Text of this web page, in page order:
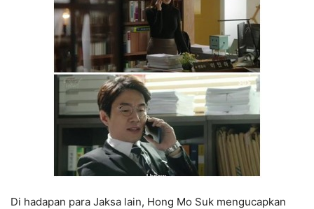
Di hadapan para Jaksa lain, Hong Mo Suk mengucapkan